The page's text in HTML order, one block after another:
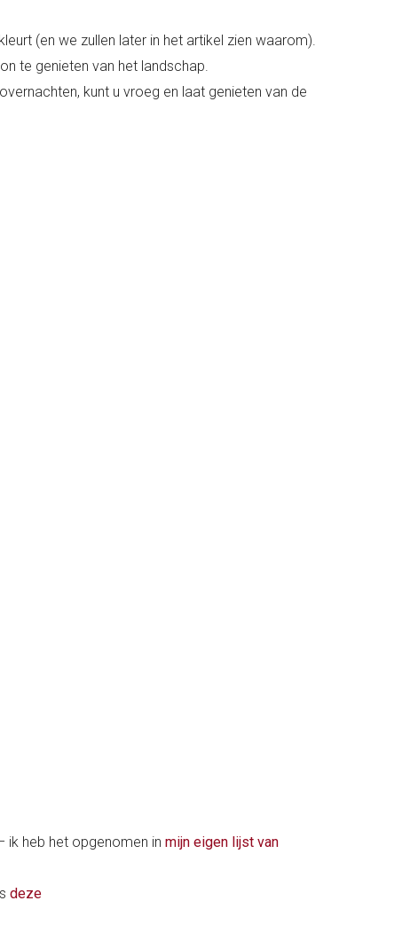
(en we zullen later in het artikel zien waarom).
te genieten van het landschap.
kunt u vroeg en laat genieten van de
ik heb het opgenomen in mijn eigen lijst van
deze